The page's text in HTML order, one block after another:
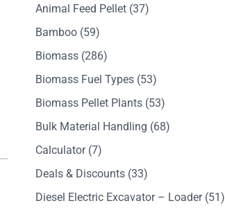
Animal Feed Pellet (37)
Bamboo (59)
Biomass (286)
Biomass Fuel Types (53)
Biomass Pellet Plants (53)
Bulk Material Handling (68)
Calculator(7)
Deals & Discounts (33)
Diesel Electric Excavator – Loader(51)